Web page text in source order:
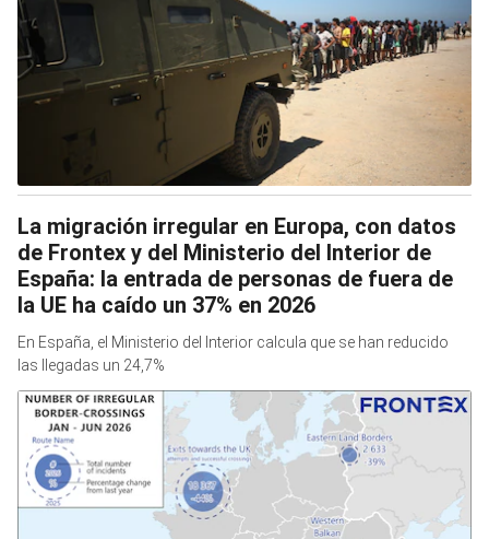
La migración irregular en Europa, con datos
de Frontex y del Ministerio del Interior de
España: la entrada de personas de fuera de
la UE ha caído un 37% en 2026
En España, el Ministerio del Interior calcula que se han reducido
las llegadas un 24,7%